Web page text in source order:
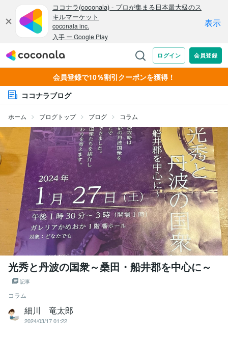
会員登録で10％割引クーポンを獲得！
ココナラブログ
ホーム ブログトップ ブログ コラム
光秀と丹波の国衆～桑田・船井郡を中心に～
記事
コラム
細川 竜太郎
2024/03/17 01:22